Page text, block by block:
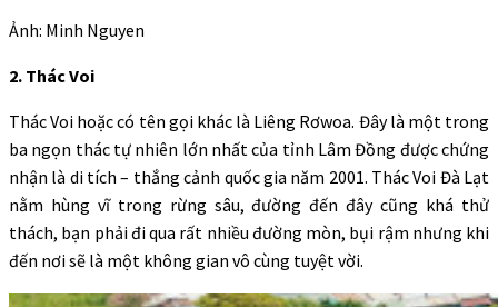
Ảnh: Minh Nguyen
2. Thác Voi
Thác Voi hoặc có tên gọi khác là Liêng Rơwoa. Đây là một trong
ba ngọn thác tự nhiên lớn nhất của tỉnh Lâm Đồng được chứng
nhận là di tích – thắng cảnh quốc gia năm 2001. Thác Voi Đà Lạt
nằm hùng vĩ trong rừng sâu, đường đến đây cũng khá thử
thách, bạn phải đi qua rất nhiều đường mòn, bụi rậm nhưng khi
đến nơi sẽ là một không gian vô cùng tuyệt vời.